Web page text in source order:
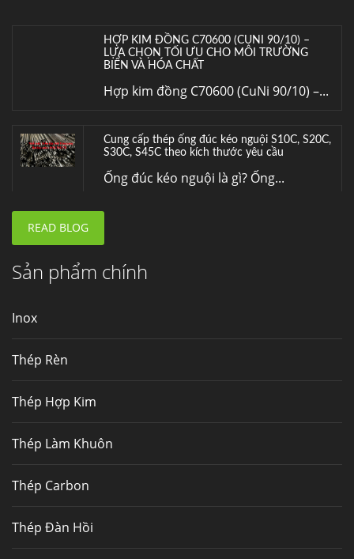
Cung cấp thép ống đúc kéo nguội S10C, S20C,
S30C, S45C theo kích thước yêu cầu
nhà máy thép Hòa Phát
máy...
nhất, Mua Inconel 625 tại Việt Nam
Hợp kim N06625 là hợp kim chịu
READ BLOG
Sản phẩm chính
Inox
Thép Rèn
Thép Hợp Kim
Thép Làm Khuôn
Thép Carbon
Thép Đàn Hồi